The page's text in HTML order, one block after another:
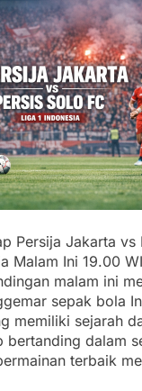
Persija Jakarta vs
Malam Ini 19.00
malam ini
sepak bola
memiliki sejarah
bertanding dalam
terbaik